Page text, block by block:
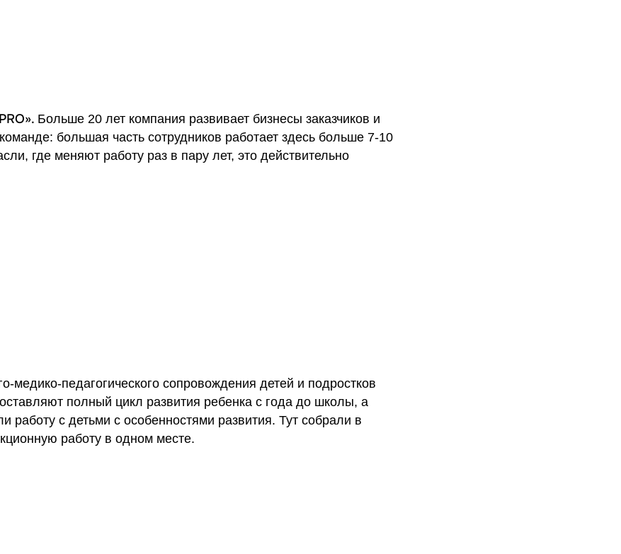
Больше 20 лет компания развивает бизнесы заказчиков и
большая часть сотрудников работает здесь больше 7-10
где меняют работу раз в пару лет, это действительно
медико-педагогического сопровождения детей и подростков
полный цикл развития ребенка с года до школы, а
работу с детьми с особенностями развития. Тут собрали в
работу в одном месте.